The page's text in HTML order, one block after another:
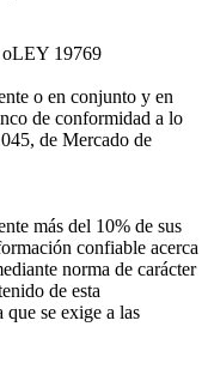
LEY 19769
o en conjunto y en
de conformidad a lo
de Mercado de
más del 10% de sus
confiable acerca
norma de carácter
de esta
se exige a las